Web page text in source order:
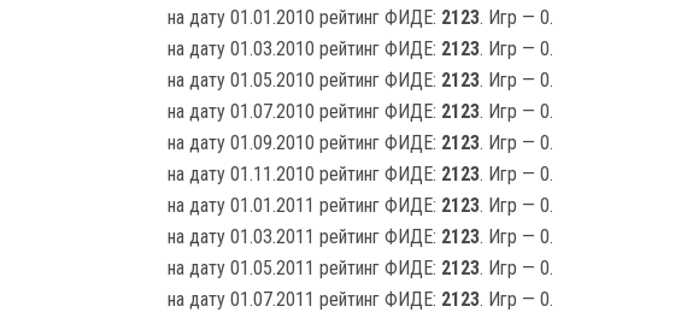
на дату 01.01.2010 рейтинг ФИДЕ: 2123. Игр — 0.
на дату 01.03.2010 рейтинг ФИДЕ: 2123. Игр — 0.
на дату 01.05.2010 рейтинг ФИДЕ: 2123. Игр — 0.
на дату 01.07.2010 рейтинг ФИДЕ: 2123. Игр — 0.
на дату 01.09.2010 рейтинг ФИДЕ: 2123. Игр — 0.
на дату 01.11.2010 рейтинг ФИДЕ: 2123. Игр — 0.
на дату 01.01.2011 рейтинг ФИДЕ: 2123. Игр — 0.
на дату 01.03.2011 рейтинг ФИДЕ: 2123. Игр — 0.
на дату 01.05.2011 рейтинг ФИДЕ: 2123. Игр — 0.
на дату 01.07.2011 рейтинг ФИДЕ: 2123. Игр — 0.